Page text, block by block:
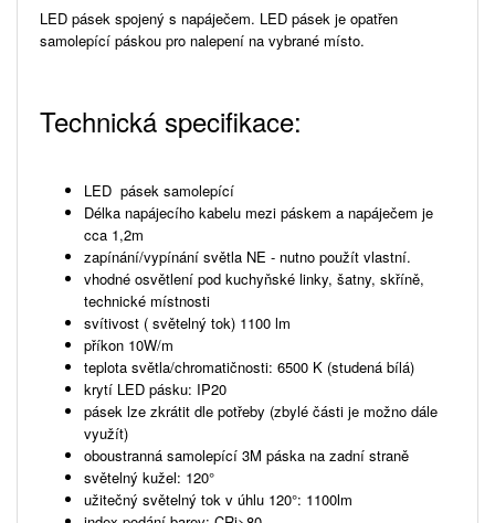
LED pásek spojený s napáječem. LED pásek je opatřen
samolepící páskou pro nalepení na vybrané místo.
Technická specifikace:
LED pásek samolepící
Délka napájecího kabelu mezi páskem a napáječem je
cca 1,2m
zapínání/vypínání světla NE - nutno použít vlastní.
vhodné osvětlení pod kuchyňské linky, šatny, skříně,
technické místnosti
svítivost ( světelný tok) 1100 lm
příkon 10W/m
teplota světla/chromatičnosti: 6500 K (studená bílá)
krytí LED pásku: IP20
pásek lze zkrátit dle potřeby (zbylé části je možno dále
využít)
oboustranná samolepící 3M páska na zadní straně
světelný kužel: 120°
užitečný světelný tok v úhlu 120°: 1100lm